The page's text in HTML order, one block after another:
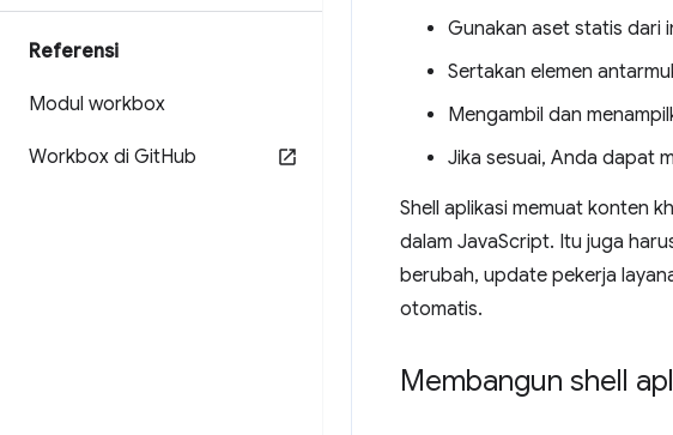
Referensi
Modul workbox
Workbox di GitHub
Gunakan aset statis dari
Sertakan elemen
Mengambil dan
Jika sesuai, Anda dapat
Shell aplikasi memuat konten
dalam JavaScript. Itu juga
berubah, update pekerja
otomatis.
Membangun shell